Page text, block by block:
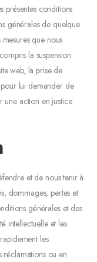
présentes conditions
générales de quelque
que nous
la suspension
web, la prise de
pour lui demander de
une action en justice
et de nous tenir à
dommages, pertes et
générales et des
intellectuelle et les
les
réclamations ou en